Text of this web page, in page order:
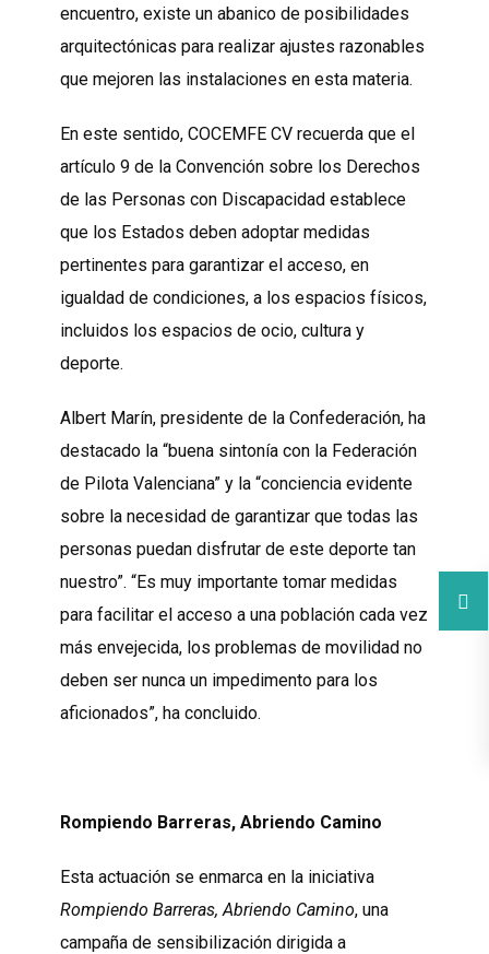
encuentro, existe un abanico de posibilidades
arquitectónicas para realizar ajustes razonables
que mejoren las instalaciones en esta materia.
En este sentido, COCEMFE CV recuerda que el
artículo 9 de la Convención sobre los Derechos
de las Personas con Discapacidad establece
que los Estados deben adoptar medidas
pertinentes para garantizar el acceso, en
igualdad de condiciones, a los espacios físicos,
incluidos los espacios de ocio, cultura y
deporte.
Albert Marín, presidente de la Confederación, ha
destacado la “buena sintonía con la Federación
de Pilota Valenciana” y la “conciencia evidente
sobre la necesidad de garantizar que todas las
personas puedan disfrutar de este deporte tan
nuestro”. “Es muy importante tomar medidas
para facilitar el acceso a una población cada vez
más envejecida, los problemas de movilidad no
deben ser nunca un impedimento para los
aficionados”, ha concluido.
Rompiendo Barreras, Abriendo Camino
Esta actuación se enmarca en la iniciativa
Rompiendo Barreras, Abriendo Camino, una
campaña de sensibilización dirigida a